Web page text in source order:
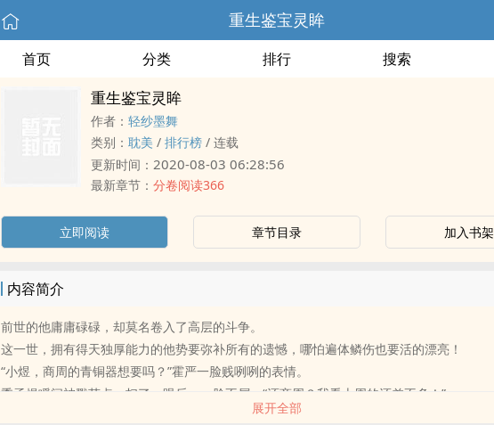
重生鉴宝灵眸
首页 分类 排行 搜索
重生鉴宝灵眸
作者： 轻纱墨舞
类别： 耽美 / 排行榜 / 连载
更新时间： 2020-08-03 06:28:56
最新章节： 分卷阅读366
立即阅读 章节目录 加入书架
内容简介
前世的他庸庸碌碌，却莫名卷入了高层的斗争。
这一世，拥有得天独厚能力的他势要弥补所有的遗憾，哪怕遍体鳞伤也要活的漂亮！
“小煜，商周的青铜器想要吗？”霍严一脸贱咧咧的表情。
季函煜瞬间被戳萌点，扫了一眼后，一脸不屑，“还商周？我看上周的还差不多！”
“不是吧，那老板说假一赔十的，我去找他！”霍严气冲冲的摔门而去。
展开全部